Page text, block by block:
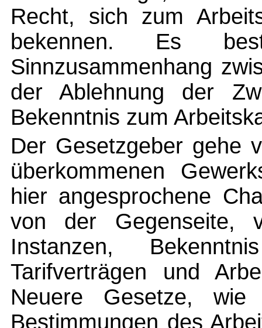
Recht, sich zum
bekennen. Es
Sinnzusammenhang
der Ablehnung der
Bekenntnis zum
Der Gesetzgeber gehe
überkommenen
hier angesprochene
von der Gegenseite,
Instanzen,
Tarifverträgen und
Neuere Gesetze,
Bestimmungen des